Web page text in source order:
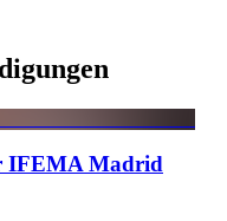
IFEMA Madrid